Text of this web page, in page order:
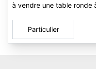
à vendre une table ronde
Particulier